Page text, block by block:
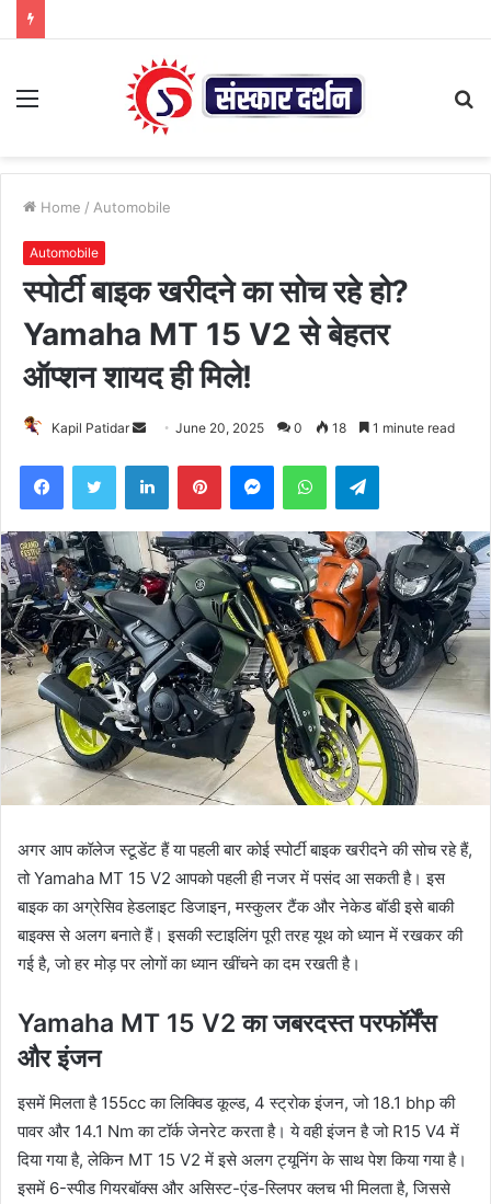
Menu
Home / Automobile
Automobile
स्पोर्टी बाइक खरीदने का सोच रहे हो?
Yamaha MT 15 V2 से बेहतर
ऑप्शन शायद ही मिले!
Kapil Patidar
Send June 20, 2025 0 18 1 minute read
FacebookTwitter LinkedInPinterestMessengerWhatsAppTelegram
अगर आप कॉलेज स्टूडेंट हैं या पहली बार कोई स्पोर्टी बाइक खरीदने की सोच रहे हैं,
तो Yamaha MT 15 V2 आपको पहली ही नजर में पसंद आ सकती है। इस
बाइक का अग्रेसिव हेडलाइट डिजाइन, मस्कुलर टैंक और नेकेड बॉडी इसे बाकी
बाइक्स से अलग बनाते हैं। इसकी स्टाइलिंग पूरी तरह यूथ को ध्यान में रखकर की
गई है, जो हर मोड़ पर लोगों का ध्यान खींचने का दम रखती है।
Yamaha MT 15 V2 का जबरदस्त परफॉर्मेंस
और इंजन
इसमें मिलता है 155cc का लिक्विड कूल्ड, 4 स्ट्रोक इंजन, जो 18.1 bhp की
पावर और 14.1 Nm का टॉर्क जेनरेट करता है। ये वही इंजन है जो R15 V4 में
दिया गया है, लेकिन MT 15 V2 में इसे अलग ट्यूनिंग के साथ पेश किया गया है।
इसमें 6-स्पीड गियरबॉक्स और असिस्ट-एंड-स्लिपर क्लच भी मिलता है, जिससे